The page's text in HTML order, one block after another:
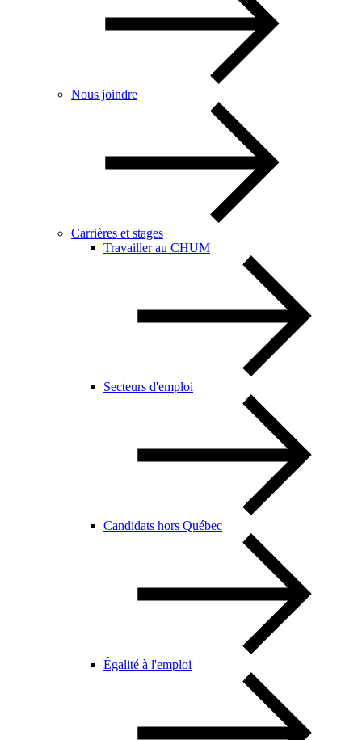
Nous joindre
Carrières et stages
Travailler au CHUM
Secteurs d'emploi
Candidats hors Québec
Égalité à l'emploi